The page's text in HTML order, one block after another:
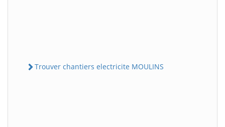
Trouver chantiers electricite MOULINS